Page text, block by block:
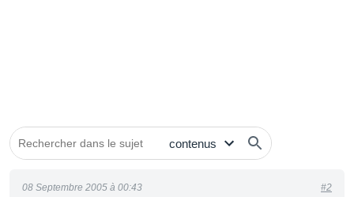
08 Septembre 2005 à 00:43 #2